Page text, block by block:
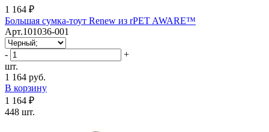
1 164 ₽
Большая сумка-тоут Renew из rPET AWARE™
Арт.101036-001
-
+
шт.
1 164 руб.
В корзину
1 164 ₽
448 шт.